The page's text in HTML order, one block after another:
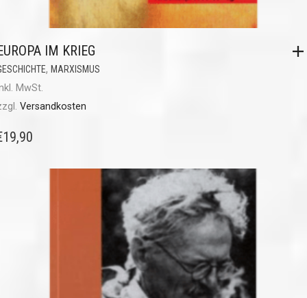
IM KRIEG
, MARXISMUS
MwSt.
Versandkosten
19,90